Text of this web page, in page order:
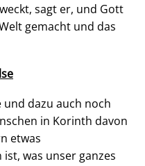
sagt er, und Gott
gemacht und das
dazu auch noch
in Korinth davon
etwas
was unser ganzes